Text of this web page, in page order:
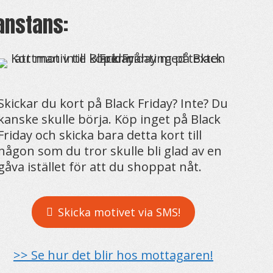
du kort på Black Friday? Inte? Du
skulle börja. Köp inget på Black
och skicka bara detta kort till
som du tror skulle bli glad av en
istället för att du shoppat nåt.
Skicka motivet via SMS!
>> Se hur det blir hos mottagaren!